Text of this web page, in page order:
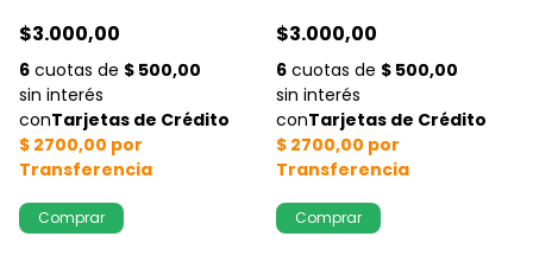
$3.000,00 $3.000,00